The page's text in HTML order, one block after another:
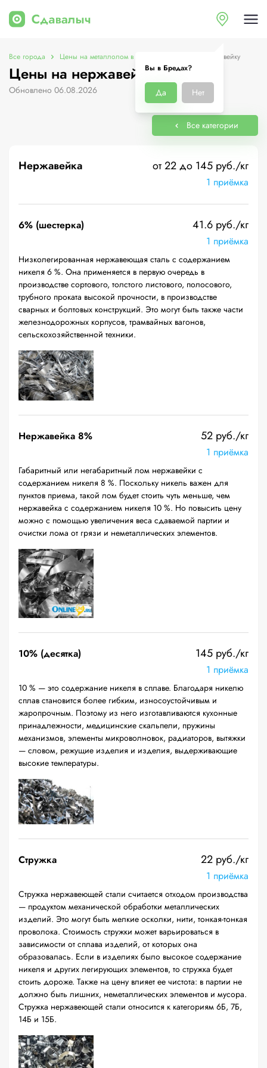
Вы в Бредах?
Да Нет
Все города Цены на металлолом в Бредах Цены на нержавейку
Цены на нержавейку в Бредах
Обновлено 06.08.2026
Все категории
Нержавейка от 22 до 145 руб./кг
1 приёмка
6% (шестерка) 41.6 руб./кг
1 приёмка
Низколегированная нержавеющая сталь с содержанием
никеля 6 %. Она применяется в первую очередь в
производстве сортового, толстого листового, полосового,
трубного проката высокой прочности, в производстве
сварных и болтовых конструкций. Это могут быть также части
железнодорожных корпусов, трамвайных вагонов,
сельскохозяйственной техники.
Нержавейка 8% 52 руб./кг
1 приёмка
Габаритный или негабаритный лом нержавейки с
содержанием никеля 8 %. Поскольку никель важен для
пунктов приема, такой лом будет стоить чуть меньше, чем
нержавейка с содержанием никеля 10 %. Но повысить цену
можно с помощью увеличения веса сдаваемой партии и
очистки лома от грязи и неметаллических элементов.
10% (десятка) 145 руб./кг
1 приёмка
10 % — это содержание никеля в сплаве. Благодаря никелю
сплав становится более гибким, износоустойчивым и
жаропрочным. Поэтому из него изготавливаются кухонные
принадлежности, медицинские скальпели, пружины
механизмов, элементы микроволновок, радиаторов, вытяжки
— словом, режущие изделия и изделия, выдерживающие
высокие температуры.
Стружка 22 руб./кг
1 приёмка
Стружка нержавеющей стали считается отходом производства
— продуктом механической обработки металлических
изделий. Это могут быть мелкие осколки, нити, тонкая-тонкая
проволока. Стоимость стружки может варьироваться в
зависимости от сплава изделий, от которых она
образовалась. Если в изделиях было высокое содержание
никеля и других легирующих элементов, то стружка будет
стоить дороже. Также на цену влияет ее чистота: в партии не
должно быть лишних, неметаллических элементов и мусора.
Стружка нержавеющей стали относится к категориям 6Б, 7Б,
14Б и 15Б.